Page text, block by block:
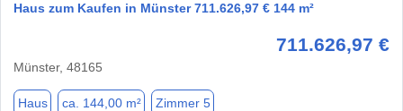
Haus zum Kaufen in Münster 711.626,97 € 144 m²
711.626,97 €
Münster, 48165
Haus ca. 144,00 m² Zimmer 5